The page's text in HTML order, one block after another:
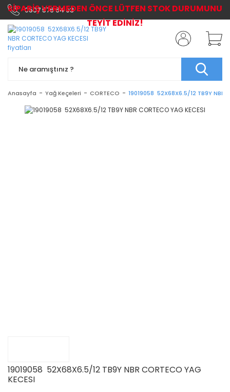
0507 576 64 03
Anasayfa Yağ Keçeleri CORTECO 19019058 52X68X6.5/12 TB9Y NBR
19019058 52X68X6.5/12 TB9Y NBR CORTECO YAG
KECESI
SİPARİŞ VERMEDEN ÖNCE LÜTFEN STOK DURUMUNU
TEYİT EDİNİZ!